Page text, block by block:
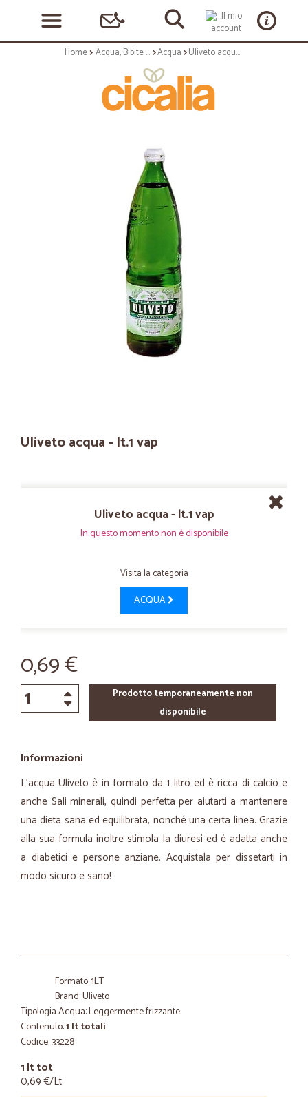
Home Acqua, Bibite e Alcolici Acqua Uliveto acqua - lt.1 vap
Uliveto acqua - lt.1 vap
Uliveto acqua - lt.1 vap
In questo momento non è disponibile
Visita la categoria
ACQUA
0,69 €
Prodotto temporaneamente non
disponibile
Informazioni
L’acqua Uliveto è in formato da 1 litro ed è ricca di calcio e
anche Sali minerali, quindi perfetta per aiutarti a mantenere
una dieta sana ed equilibrata, nonché una certa linea. Grazie
alla sua formula inoltre stimola la diuresi ed è adatta anche
a diabetici e persone anziane. Acquistala per dissetarti in
modo sicuro e sano!
Formato: 1LT
Brand: Uliveto
Tipologia Acqua: Leggermente frizzante
Contenuto:1 lt totali
Codice: 33228
1 lt tot
0,69 €/Lt